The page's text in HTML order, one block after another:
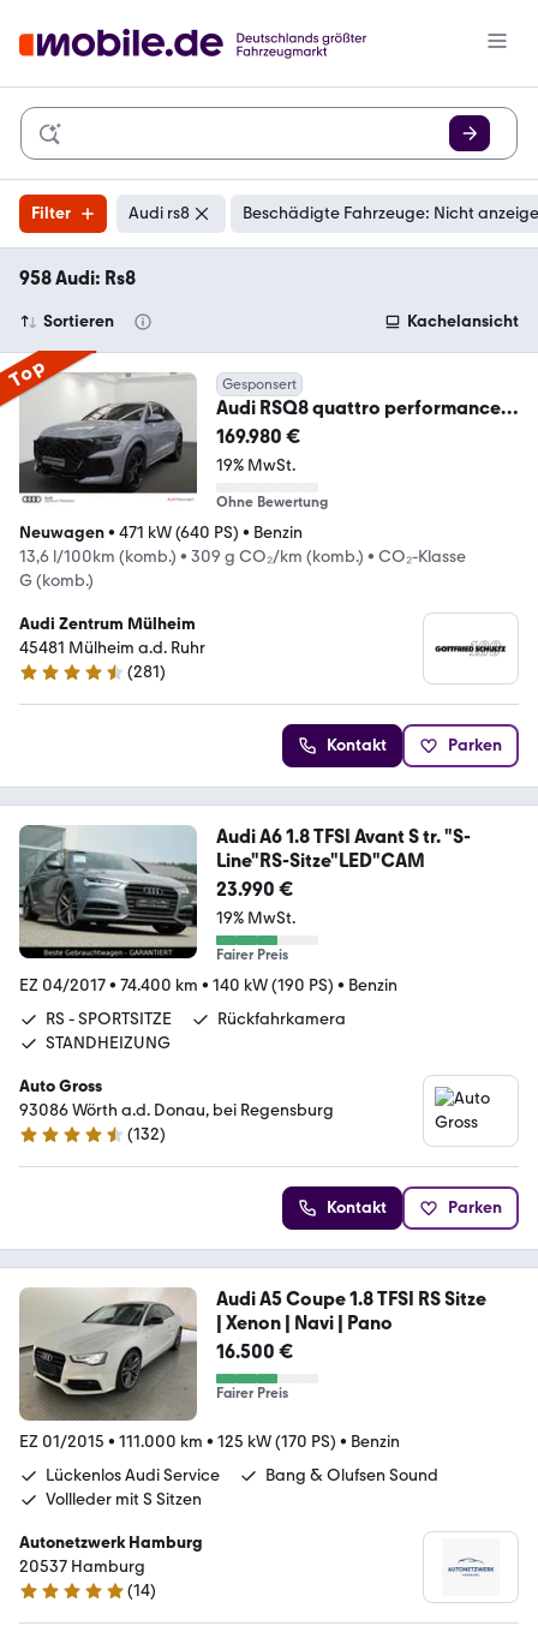
Filter Audi rs8 Beschädigte Fahrzeuge: Nicht
958 Audi: Rs8
Sortieren Kachelansicht
Top Gesponsert
Audi RSQ8 quattro performance
640 PS tiptronic Sofort
169.980 €
19% MwSt.
Ohne Bewertung
Neuwagen• 471 kW (640 PS) • Benzin
13,6 l/100km (komb.) • 309 g CO₂/km (komb.) • CO₂-Klasse
G (komb.)
Audi Zentrum Mülheim
45481 Mülheim a.d. Ruhr
4.4 Sterne
(281)
Kontakt Parken
Audi A6 1.8 TFSI Avant S tr. "S-
Line"RS-Sitze"LED"CAM
23.990 €
19% MwSt.
Fairer Preis
EZ 04/2017• 74.400 km • 140 kW (190 PS) • Benzin
RS - SPORTSITZE
Rückfahrkamera
STANDHEIZUNG
Auto Gross
93086 Wörth a.d. Donau, bei Regensburg
4.6 Sterne
(132)
Kontakt Parken
Audi A5 Coupe 1.8 TFSI RS Sitze
| Xenon | Navi | Pano
16.500 €
Fairer Preis
EZ 01/2015 • 111.000 km • 125 kW (170 PS) • Benzin
Lückenlos Audi Service
Bang & Olufsen Sound
Vollleder mit S Sitzen
Autonetzwerk Hamburg
20537 Hamburg
4.9 Sterne
(14)